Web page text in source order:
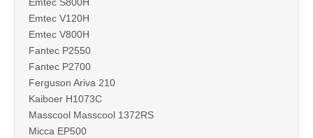
Emtec S800H
Emtec V120H
Emtec V800H
Fantec P2550
Fantec P2700
Ferguson Ariva 210
Kaiboer H1073C
Masscool Masscool 1372RS
Micca EP500